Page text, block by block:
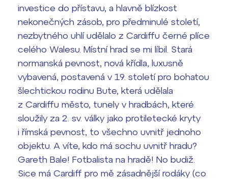
investice do přístavu, a hlavně blízkost
nekonečných zásob, pro předminulé století,
nezbytného uhlí udělalo z Cardiffu černé plíce
celého Walesu. Místní hrad se mi líbil. Stará
normanská pevnost, nová křídla, luxusně
vybavená, postavená v 19. století pro bohatou
šlechtickou rodinu Bute, která udělala
z Cardiffu město, tunely v hradbách, které
sloužily za 2. sv. války jako protiletecké kryty
i římská pevnost, to všechno uvnitř jednoho
objektu. A víte, kdo má sochu uvnitř hradu?
Gareth Bale! Fotbalista na hradě! No budiž.
Sice má Cardiff pro mě zásadnější rodáky (co